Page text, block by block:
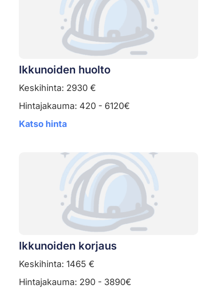
Ikkunoiden huolto
Keskihinta: 2930 €
Hintajakauma: 420 - 6120€
Katso hinta
Ikkunoiden korjaus
Keskihinta: 1465 €
Hintajakauma: 290 - 3890€